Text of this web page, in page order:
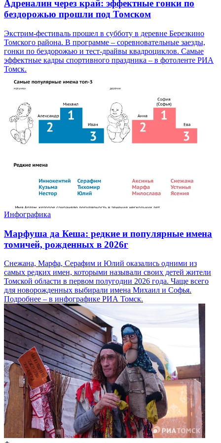
Адреналин через край: эффектные гонки по
бездорожью прошли под Томском
Экстрим-фестиваль прошел в субботу в деревне Березкино
Томского района. В программе – соревновательные заезды,
гонки по бездорожью и тест-драйвы квадроциклов. Самые
эффектные кадры спортивного праздника – в фотоленте РИА
Томск.
Инфографика
Марфуша да Кеша: редкие и популярные имена
томичей, рожденных в 2026г
Снежана, Марфа, Серафим и Юлий оказались одними из
самых редких имен, которыми называли своих детей жители
Томской области в первом полугодии 2026 года. Чаще всего
для новорожденных выбирали имена Михаил и Софья.
Подробнее – в инфографике РИА Томск.